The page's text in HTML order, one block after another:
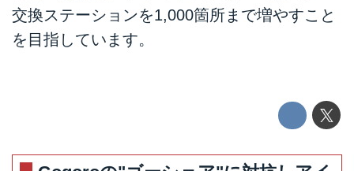
交換ステーションを1,000箇所まで増やすこと
を目指しています。